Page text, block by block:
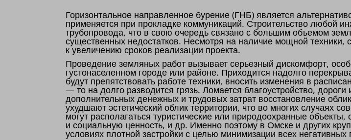
Горизонтальное направленное бурение (ГНБ) является
применяется при прокладке коммуникаций. Строительство любой
трубопровода, что в свою очередь связано с большим объемом
существенных недостатков. Несмотря на наличие мощной
к увеличению сроков реализации проекта.
Проведение земляных работ вызывает серьезный дискомфорт,
густонаселенном городе или районе. Приходится надолго
будут препятствовать работе техники, вносить изменения в
— то на долго разводится грязь. Ломается благоустройство,
дополнительных денежных и трудовых затрат восстановление
ухудшают эстетический облик территории, что во многих случаях
могут располагаться туристические или природоохранные
и социальную ценность, и др. Именно поэтому в Омске и других
условиях плотной застройки с целью минимизации всех негативных